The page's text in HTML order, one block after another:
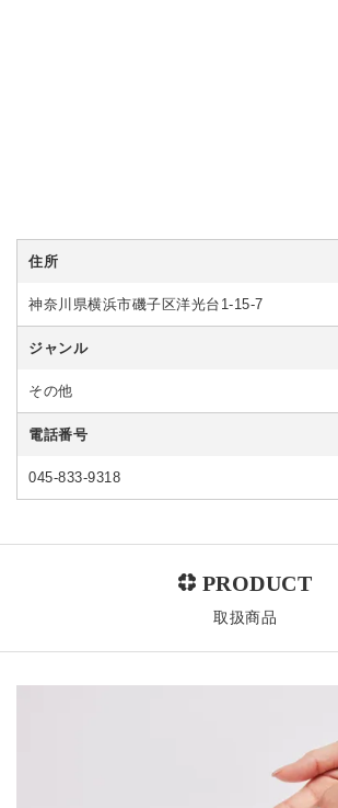
住所
神奈川県横浜市磯子区洋光台1-15-7
ジャンル
その他
電話番号
045-833-9318
取扱商品